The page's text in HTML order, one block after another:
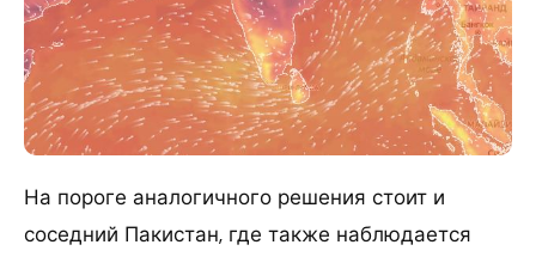
На пороге аналогичного решения стоит и
соседний Пакистан, где также наблюдается